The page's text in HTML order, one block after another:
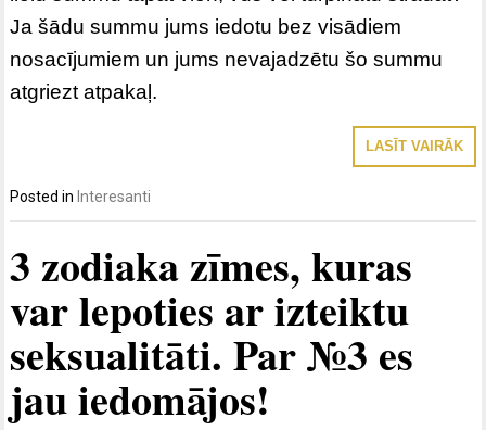
Ja šādu summu jums iedotu bez visādiem
nosacījumiem un jums nevajadzētu šo summu
atgriezt atpakaļ.
LASĪT VAIRĀK
Posted in Interesanti
3 zodiaka zīmes, kuras
var lepoties ar izteiktu
seksualitāti. Par №3 es
jau iedomājos!